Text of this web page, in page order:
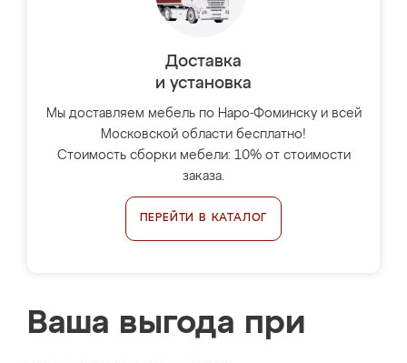
Доставка
и установка
Мы доставляем мебель по Наро-Фоминску и всей
Московской области бесплатно!
Стоимость сборки мебели: 10% от стоимости
заказа.
ПЕРЕЙТИ В КАТАЛОГ
Ваша выгода при